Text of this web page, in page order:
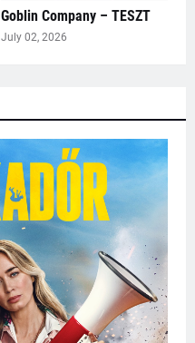
Goblin Company – TESZT
July 02, 2026